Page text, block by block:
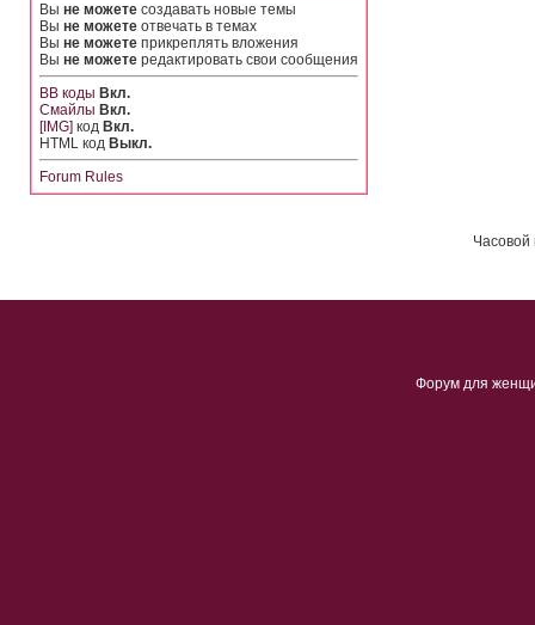
Вы не можете создавать новые темы
Вы не можете отвечать в темах
Вы не можете прикреплять вложения
Вы не можете редактировать свои сообщения
BB коды Вкл.
Смайлы Вкл.
[IMG] код Вкл.
HTML код Выкл.
Forum Rules
Часовой
Форум для